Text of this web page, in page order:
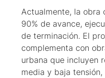
Actualmente, la obra
90% de avance,
de terminación. El
complementa con
urbana que incluyen
media y baja